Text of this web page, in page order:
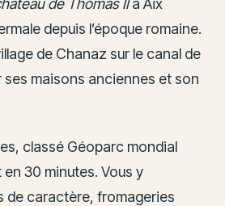
de Thomas IIà Aix
depuis l’époque romaine.
de Chanaz sur le canal de
ses maisons anciennes et son
classé Géoparc mondial
30 minutes. Vous y
de caractère, fromageries